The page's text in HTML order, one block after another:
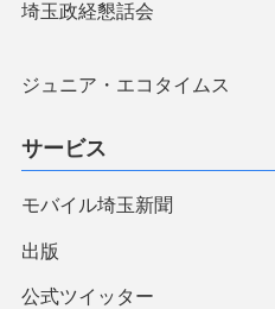
埼玉政経懇話会
ジュニア・エコタイムス
サービス
モバイル埼玉新聞
出版
公式ツイッター